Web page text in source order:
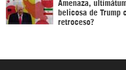
Amenaza,
belicosa de Trump
retroceso?